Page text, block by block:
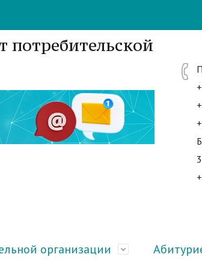
потребительской
организации